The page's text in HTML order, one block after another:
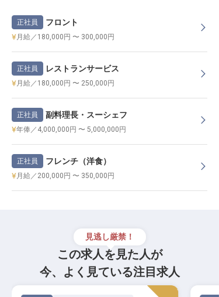
正社員 フロント
月給／180,000円 〜 300,000円
正社員 レストランサービス
月給／180,000円 〜 250,000円
正社員 副料理長・スーシェフ
年俸／4,000,000円 〜 5,000,000円
正社員 フレンチ（洋食）
月給／200,000円 〜 350,000円
見逃し厳禁！
この求人を見た人が
今、よく見ている注目求人